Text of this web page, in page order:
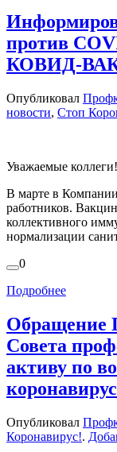
против
КОВИД-
Опубликовал
новости, Стоп
Уважаемые коллеги!
В марте в
работников.
коллективного
нормализации
0
Подробнее
Обращение
Совета
активу по
Опубликовал
Коронавирус!.